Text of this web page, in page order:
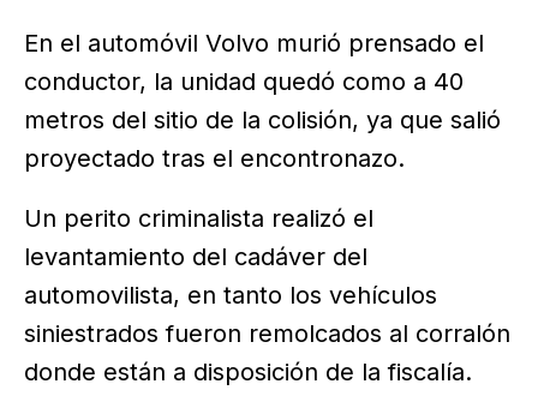
En el automóvil Volvo murió prensado el
conductor, la unidad quedó como a 40
metros del sitio de la colisión, ya que salió
proyectado tras el encontronazo.
Un perito criminalista realizó el
levantamiento del cadáver del
automovilista, en tanto los vehículos
siniestrados fueron remolcados al corralón
donde están a disposición de la fiscalía.